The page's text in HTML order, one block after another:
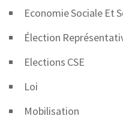
Economie Sociale Et
Élection
Elections CSE
Loi
Mobilisation